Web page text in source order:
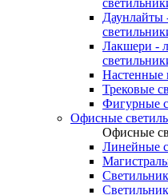
Даунлайты
Лакшери -
Настенные
Трековые
Фигурные
Офисные
Офисные
Линейные